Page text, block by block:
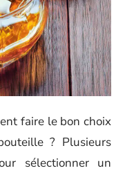
faire le bon choix
? Plusieurs
sélectionner un